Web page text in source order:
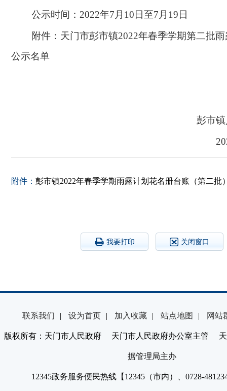
公示时间： 2022年7月10日至7月19日
附件：天门市彭市镇2022年春季学期第二批
公示名单
彭市
附件： 彭市镇2022年春季学期雨露计划花名册台账（第二批
我要打印 关闭窗口
联系我们 | 设为首页 | 加入收藏 | 站点地图 | 网站
版权所有：天门市人民政府 天门市人民政府办公室主管 天
据管理局主办
12345政务服务便民热线【12345（市内）、0728-